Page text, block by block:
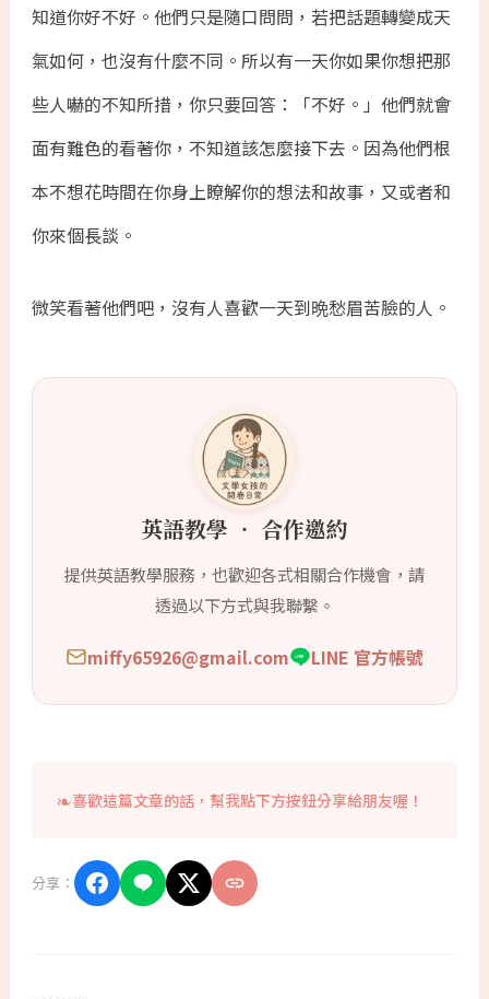
知道你好不好。他們只是隨口問問，若把話題轉變成天
氣如何，也沒有什麼不同。所以有一天你如果你想把那
些人嚇的不知所措，你只要回答：「不好。」他們就會
面有難色的看著你，不知道該怎麼接下去。因為他們根
本不想花時間在你身上瞭解你的想法和故事，又或者和
你來個長談。
微笑看著他們吧，沒有人喜歡一天到晩愁眉苦臉的人。
英語教學 ‧ 合作邀約
提供英語教學服務，也歡迎各式相關合作機會，請
透過以下方式與我聯繫。
miffy65926@gmail.com LINE 官方帳號
喜歡這篇文章的話，幫我點下方按鈕分享給朋友喔！
分享：